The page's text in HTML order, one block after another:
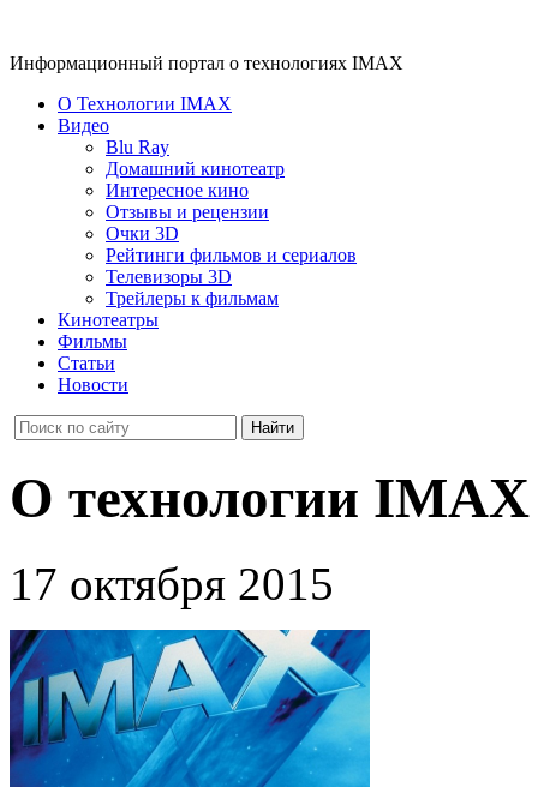
Информационный портал о технологиях IMAX
О Технологии IMAX
Видео
Blu Ray
Домашний кинотеатр
Интересное кино
Отзывы и рецензии
Очки 3D
Рейтинги фильмов и сериалов
Телевизоры 3D
Трейлеры к фильмам
Кинотеатры
Фильмы
Статьи
Новости
О технологии IMAX
17 октября 2015